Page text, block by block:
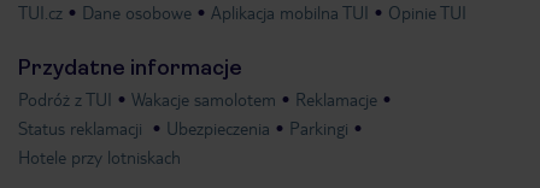
TUI.cz
Dane osobowe Aplikacja mobilna TUI Opinie TUI
Przydatne informacje
Podróż z TUI Wakacje samolotem
Reklamacje
Status reklamacji
Ubezpieczenia
Parkingi
Hotele przy lotniskach